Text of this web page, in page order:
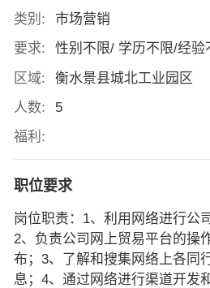
类别:
市场营销
要求:
性别不限/ 学历不限/经验
区域:
衡水景县城北工业园区
人数:
5
福利:
职位要求
岗位职责：1、利用网络进行公
2、负责公司网上贸易平台的操
布；3、了解和搜集网络上各同
息；4、通过网络进行渠道开发